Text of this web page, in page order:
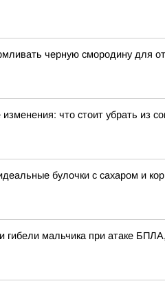
черную смородину для
что стоит убрать из
булочки с сахаром и
гибели мальчика при атаке